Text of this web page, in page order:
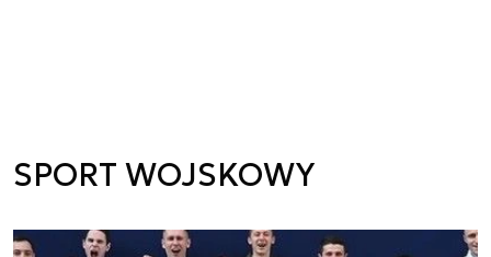
SPORT WOJSKOWY